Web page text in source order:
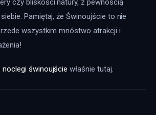
czy bliskości natury, z pewnością
Pamiętaj, że Świnoujście to nie
wszystkim mnóstwo atrakcji i
noclegi świnoujście właśnie tutaj.